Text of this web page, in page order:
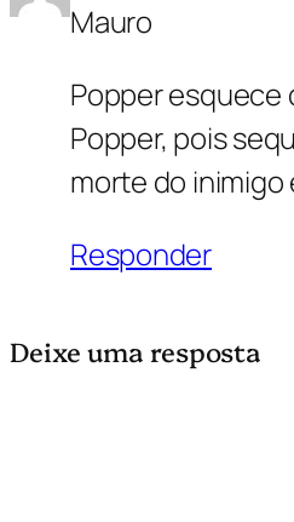
Mauro
Popper esquece
Popper, pois
morte do inimigo
Responder
Deixe uma resposta